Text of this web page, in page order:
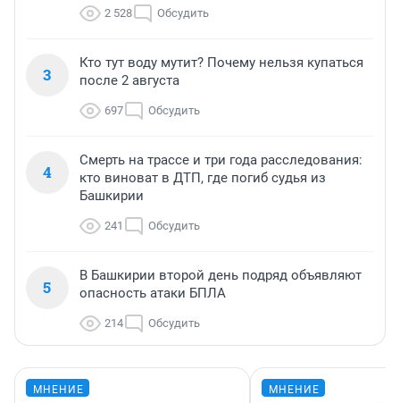
2 528 Обсудить
3
Кто тут воду мутит? Почему нельзя купаться
после 2 августа
697 Обсудить
4
Смерть на трассе и три года расследования:
кто виноват в ДТП, где погиб судья из
Башкирии
241 Обсудить
5
В Башкирии второй день подряд объявляют
опасность атаки БПЛА
214 Обсудить
МНЕНИЕ МНЕНИЕ